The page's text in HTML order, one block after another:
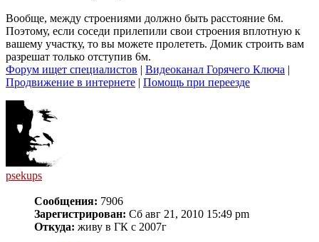
Вообще, между строениями должно быть расстояние 6м.
Поэтому, если соседи прилепили свои строения вплотную к
вашему участку, то вы можете пролететь. Домик строить вам
разрешат только отступив 6м.
Форум ищет специалистов | Видеоканал Горячего Ключа |
Продвижение в интернете | Помощь при переезде
psekups
Сообщения: 7906
Зарегистрирован: Сб авг 21, 2010 15:49 pm
Откуда: живу в ГК с 2007г